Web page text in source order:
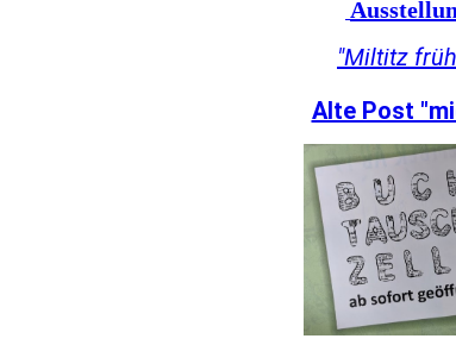
"Miltitz
Alte Post